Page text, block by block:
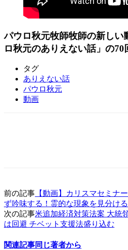
パウロ秋元牧師牧師の新しい
ロ秋元のありえない話」の70
タグ
ありえない話
パウロ秋元
動画
前の記事 【動画】カリスマセミナ
ず吟味する！霊的な現象を見分ける
次の記事米追加経済対策法案 大統
は回避 チベット支援法盛り込む
関連記事同じ著者から